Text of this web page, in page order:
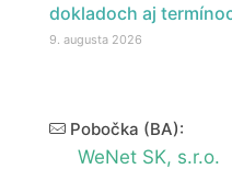
dokladoch aj
9. augusta 2026
Pobočka (BA):
WeNet SK, s.r.o.